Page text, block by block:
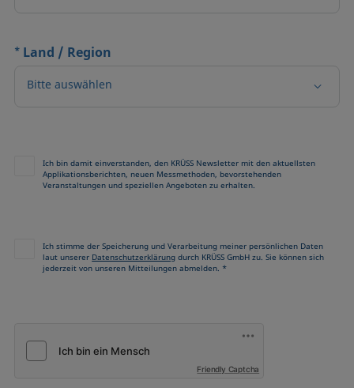
* Land / Region
Bitte auswählen
Ich bin damit einverstanden, den KRÜSS Newsletter mit den aktuellsten
Applikationsberichten, neuen Messmethoden, bevorstehenden
Veranstaltungen und speziellen Angeboten zu erhalten.
Ich stimme der Speicherung und Verarbeitung meiner persönlichen Daten
laut unserer Datenschutzerklärung durch KRÜSS GmbH zu. Sie können sich
jederzeit von unseren Mitteilungen abmelden. *
Friendly Captcha